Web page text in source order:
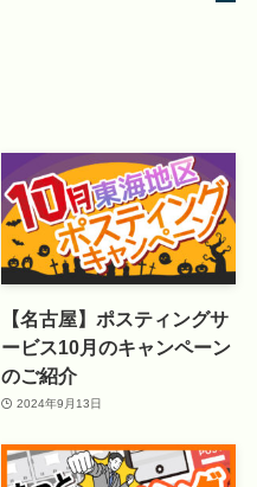
【名古屋】ポスティングサ
ービス10月のキャンペーン
のご紹介
2024年9月13日